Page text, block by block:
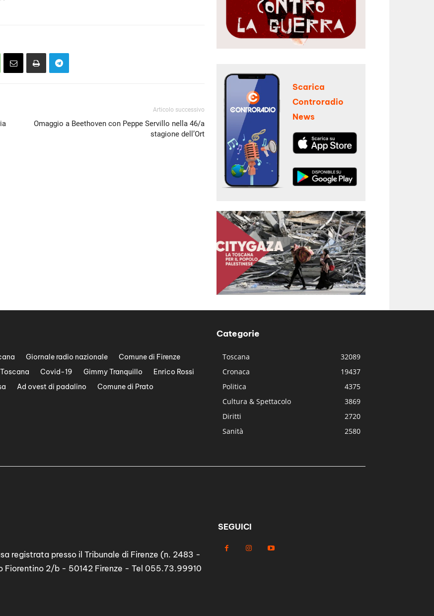
Articolo successivo
Omaggio a Beethoven con Peppe Servillo nella 46/a
stagione dell’Ort
Scarica
Controradio
News
Giornale radio nazionale
Comune di Firenze
Covid-19 Gimmy Tranquillo
Enrico Rossi
Ad ovest di padalino
Comune di Prato
Categorie
Toscana
32089
Cronaca
19437
Politica
4375
Cultura & Spettacolo
3869
Diritti
2720
Sanità
2580
registrata presso il Tribunale di Firenze (n. 2483 -
Fiorentino 2/b - 50142 Firenze - Tel 055.73.99910
SEGUICI